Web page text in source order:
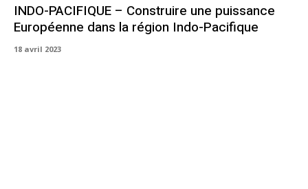
INDO-PACIFIQUE – Construire une puissance
Européenne dans la région Indo-Pacifique
18 avril 2023